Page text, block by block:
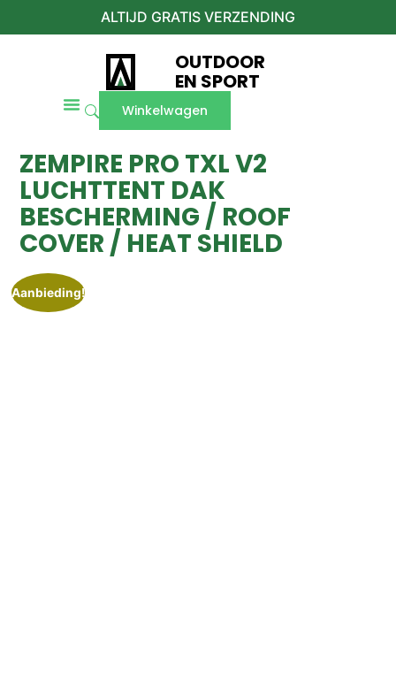
ALTIJD GRATIS VERZENDING
OUTDOOR
EN SPORT
Winkelwagen
ZEMPIRE PRO TXL V2
LUCHTTENT DAK
BESCHERMING / ROOF
COVER / HEAT SHIELD
Aanbieding!